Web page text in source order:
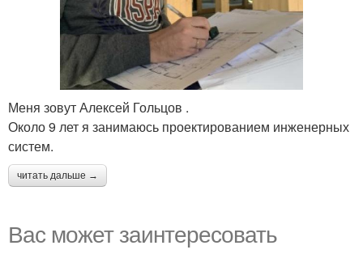
Меня зовут Алексей Гольцов .
Около 9 лет я занимаюсь проектированием инженерных
систем.
читать дальше →
Вас может заинтересовать